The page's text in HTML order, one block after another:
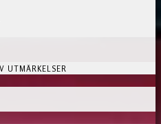
UTMÄRKELSER